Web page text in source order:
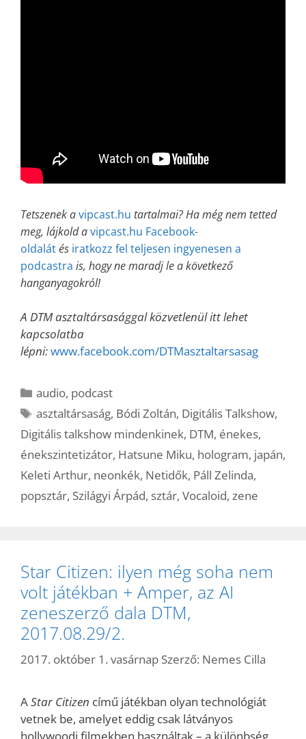
Tetszenek avipcast.hu tartalmai? Ha még nem tetted
meg, lájkold avipcast.hu Facebook-
oldalátés iratkozz fel teljesen ingyenesen a
podcastra is, hogy ne maradj le a következő
hanganyagokról!
A DTM asztaltársasággal közvetlenül itt lehet
kapcsolatba
lépni:www.facebook.com/DTMasztaltarsasag
Kategória
audio, podcast
Címkék
asztaltársaság, Bódi Zoltán, Digitális Talkshow,
Digitális talkshow mindenkinek, DTM, énekes,
énekszintetizátor, Hatsune Miku, hologram, japán,
Keleti Arthur, neonkék, Netidők, Páll Zelinda,
popsztár, Szilágyi Árpád, sztár, Vocaloid, zene
Star Citizen: ilyen még soha nem
volt játékban + Amper, az AI
zeneszerző dala DTM,
2017.08.29/2.
2017. október 1. vasárnap Szerző: Nemes Cilla
AStar Citizen című játékban olyan technológiát
vetnek be, amelyet eddig csak látványos